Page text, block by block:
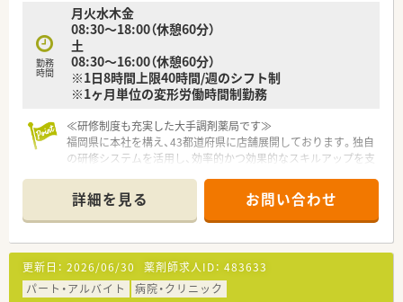
勤務
時間
月火水木金
08:30～18:00（休憩60分）
土
08:30～16:00（休憩60分）
※1日8時間上限40時間/週のシフト制
※1ヶ月単位の変形労働時間制勤務
≪研修制度も充実した大手調剤薬局です≫
福岡県に本社を構え、43都道府県に店舗展開しております。独自
の研修システムを活用し、効率的かつ効果的なスキルアップを支
修得をし、専門性の高い薬剤師を育成しています。
≪家庭とキャリアの両立を支援≫
例えば、結婚休暇や配偶者出産休暇、連続休暇やボランティア休
暇など結婚・育児・介護など様々なライフイベントと仕事が両立
できるよう、取り入れております。また、子育て世代応援の具体
策を実施し厚労省からも認定マークを取得しております。
詳細を見る お問い合わせ
更新日： 2026/06/30 薬剤師求人ID： 483633
パート・アルバイト
病院・クリニック